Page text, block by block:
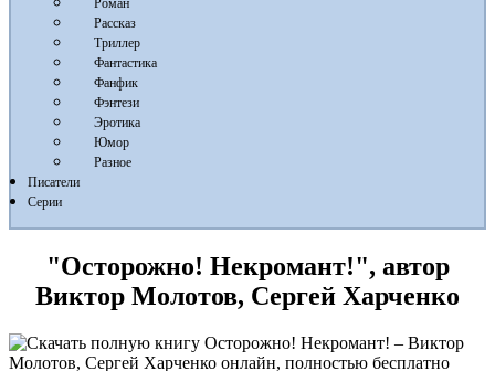
Роман
Рассказ
Триллер
Фантастика
Фанфик
Фэнтези
Эротика
Юмор
Разное
Писатели
Серии
"Осторожно! Некромант!", автор
Виктор Молотов, Сергей Харченко